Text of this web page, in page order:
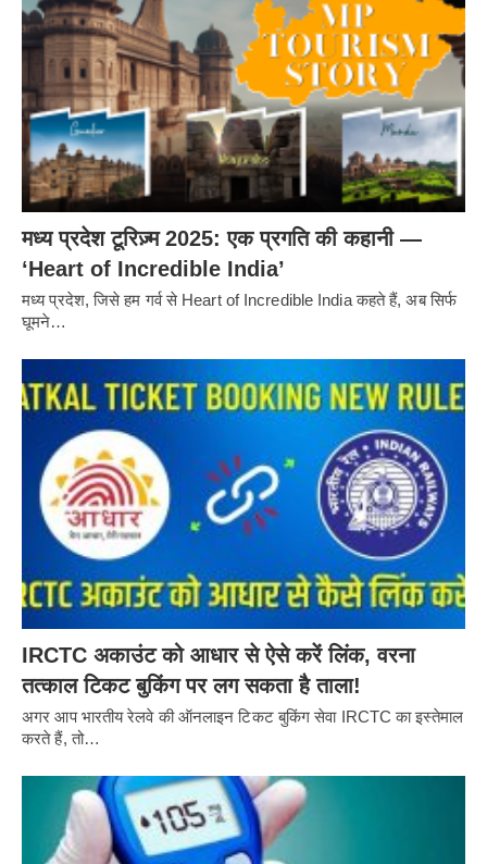
मध्य प्रदेश टूरिज़्म 2025: एक प्रगति की कहानी —
‘Heart of Incredible India’
मध्य प्रदेश, जिसे हम गर्व से Heart of Incredible India कहते हैं, अब सिर्फ
घूमने…
IRCTC अकाउंट को आधार से ऐसे करें लिंक, वरना
तत्काल टिकट बुकिंग पर लग सकता है ताला!
अगर आप भारतीय रेलवे की ऑनलाइन टिकट बुकिंग सेवा IRCTC का इस्तेमाल
करते हैं, तो…